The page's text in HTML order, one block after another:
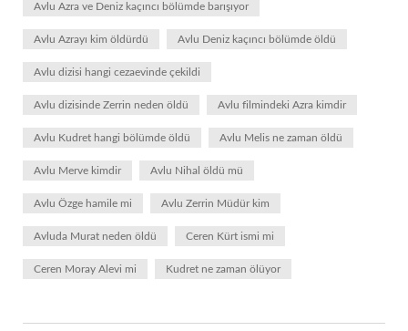
Avlu Azra ve Deniz kaçıncı bölümde barışıyor
Avlu Azrayı kim öldürdü Avlu Deniz kaçıncı bölümde öldü
Avlu dizisi hangi cezaevinde çekildi
Avlu dizisinde Zerrin neden öldü Avlu filmindeki Azra kimdir
Avlu Kudret hangi bölümde öldü Avlu Melis ne zaman öldü
Avlu Merve kimdir Avlu Nihal öldü mü
Avlu Özge hamile mi Avlu Zerrin Müdür kim
Avluda Murat neden öldü Ceren Kürt ismi mi
Ceren Moray Alevi mi Kudret ne zaman ölüyor